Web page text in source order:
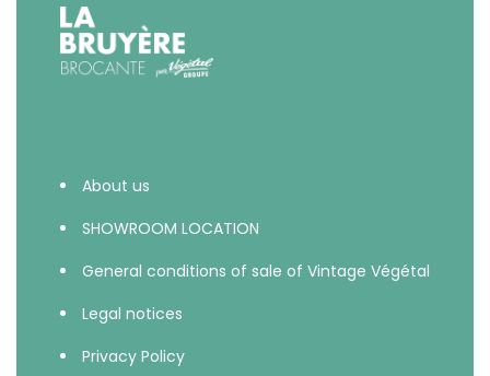
About us
SHOWROOM LOCATION
General conditions of sale of Vintage Végétal
Legal notices
Privacy Policy